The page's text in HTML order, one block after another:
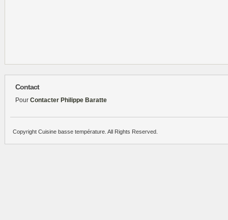
Contact
Pour Contacter Philippe Baratte
Copyright Cuisine basse température. All Rights Reserved.